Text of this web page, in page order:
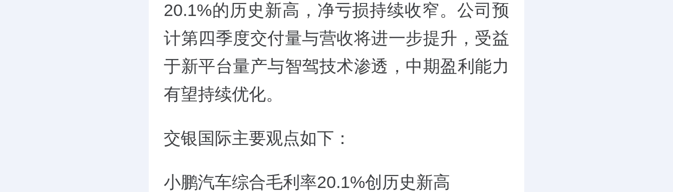
20.1%的历史新高，净亏损持续收窄。公司预
计第四季度交付量与营收将进一步提升，受益
于新平台量产与智驾技术渗透，中期盈利能力
有望持续优化。
交银国际主要观点如下：
小鹏汽车综合毛利率20.1%创历史新高